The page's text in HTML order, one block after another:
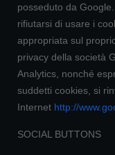
posseduto da
rifiutarsi di usare i
appropriata sul
privacy della società
Analytics, nonché
suddetti cookies, si
Internet http://
SOCIAL BUTTONS